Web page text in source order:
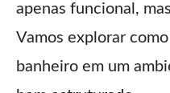
apenas funcional,
Vamos explorar
banheiro em um